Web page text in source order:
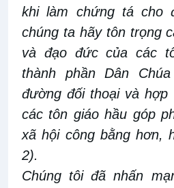
khi làm chứng tá cho
chúng ta hãy tôn trọng
và đạo đức của các
thành phần Dân
đường đối thoại và
các tôn giáo hầu góp
xã hội công bằng hơn,
2).
Chúng tôi đã nhấn